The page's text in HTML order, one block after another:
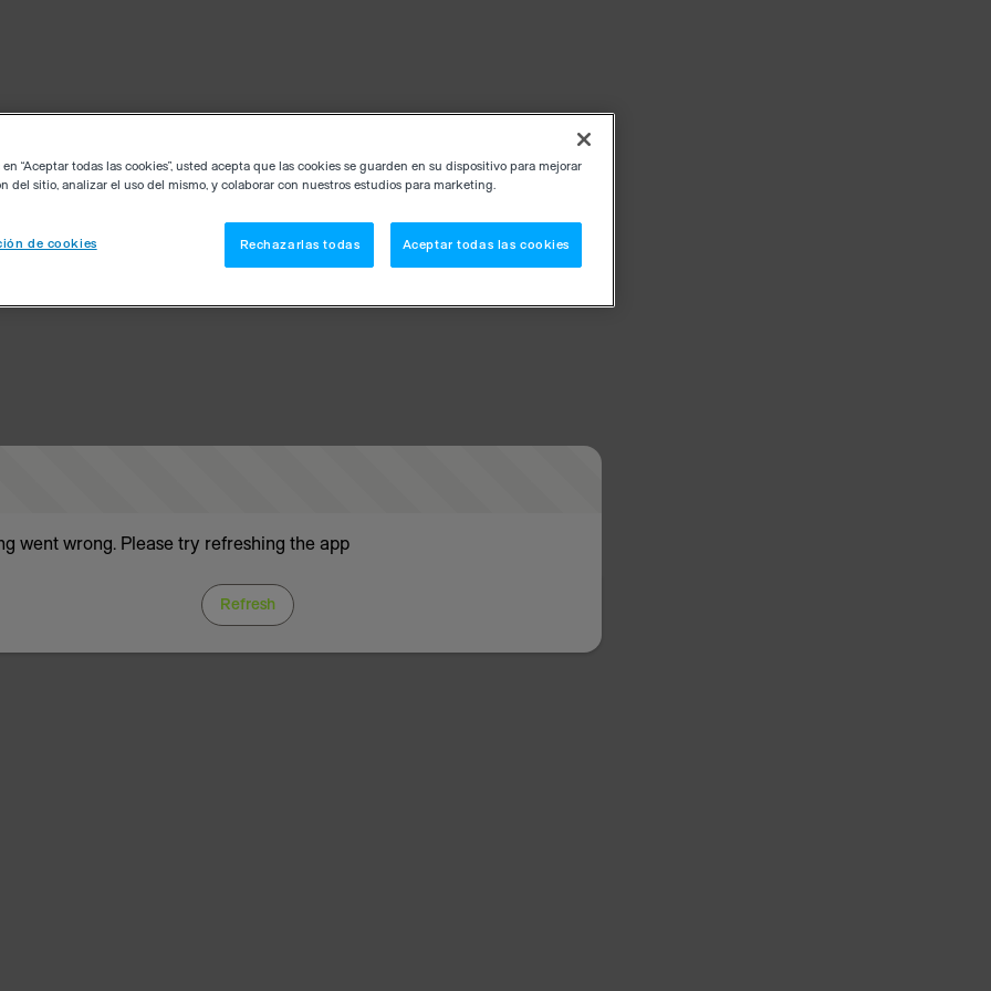
went wrong. Please try refreshing the app
Refresh
“Aceptar todas las cookies”, usted acepta que las cookies se guarden en su dispositivo para mejorar
del sitio, analizar el uso del mismo, y colaborar con nuestros estudios para marketing.
de cookies Rechazarlas todas Aceptar todas las cookies